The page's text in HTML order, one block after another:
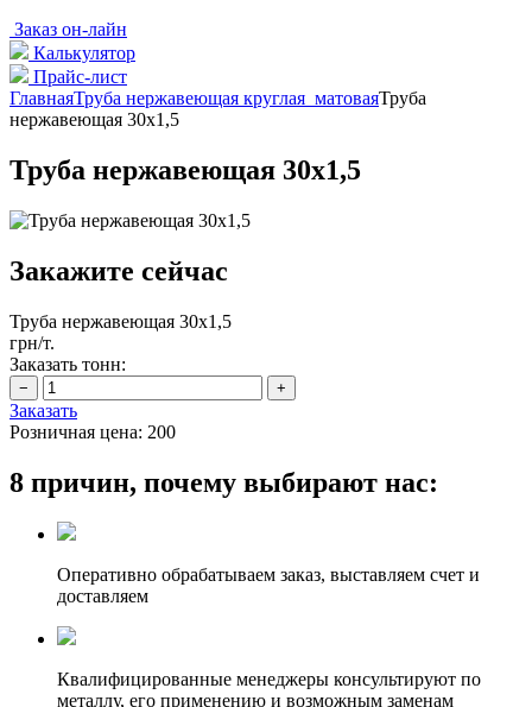
Заказ он-лайн
Калькулятор
Прайс-лист
ГлавнаяТруба нержавеющая круглая матоваяТруба
нержавеющая 30х1,5
Труба нержавеющая 30х1,5
Закажите сейчас
Труба нержавеющая 30х1,5
грн/т.
Заказать тонн:
Заказать
Розничная цена: 200
8 причин, почему выбирают нас:
Оперативно обрабатываем заказ, выставляем счет и
доставляем
Квалифицированные менеджеры консультируют по
металлу, его применению и возможным заменам